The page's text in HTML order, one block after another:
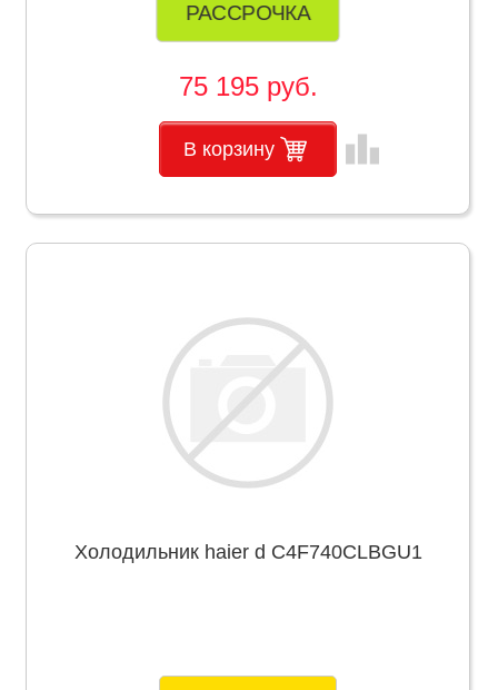
РАССРОЧКА
75 195 руб.
В корзину leaderboard
Холодильник haier d C4F740CLBGU1